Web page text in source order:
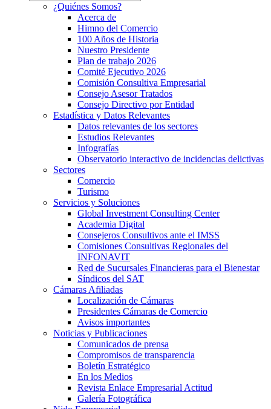
¿Quiénes Somos?
Acerca de
Himno del Comercio
100 Años de Historia
Nuestro Presidente
Plan de trabajo 2026
Comité Ejecutivo 2026
Comisión Consultiva Empresarial
Consejo Asesor Tratados
Consejo Directivo por Entidad
Estadística y Datos Relevantes
Datos relevantes de los sectores
Estudios Relevantes
Infografías
Observatorio interactivo de incidencias delictivas
Sectores
Comercio
Turismo
Servicios y Soluciones
Global Investment Consulting Center
Academia Digital
Consejeros Consultivos ante el IMSS
Comisiones Consultivas Regionales del
INFONAVIT
Red de Sucursales Financieras para el Bienestar
Síndicos del SAT
Cámaras Afiliadas
Localización de Cámaras
Presidentes Cámaras de Comercio
Avisos importantes
Noticias y Publicaciones
Comunicados de prensa
Compromisos de transparencia
Boletín Estratégico
En los Medios
Revista Enlace Empresarial Actitud
Galería Fotográfica